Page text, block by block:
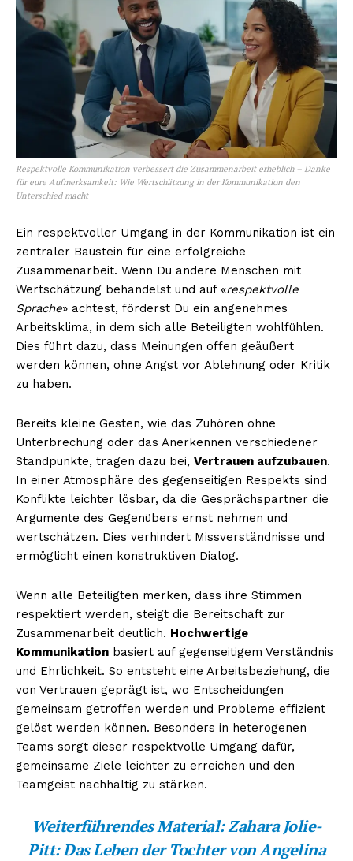
NEWSLETTER ABONNIEREN
Inhalte
Respektvolle Kommunikation verbessert die Zusammenarbeit erheblich – Danke
für eure Aufmerksamkeit: Wie Wertschätzung in der Kommunikation den
Unterschied macht
Ein respektvoller Umgang in der Kommunikation ist ein
zentraler Baustein für eine erfolgreiche
Zusammenarbeit. Wenn Du andere Menschen mit
Wertschätzung behandelst und auf «respektvolle
Sprache» achtest, förderst Du ein angenehmes
Arbeitsklima, in dem sich alle Beteiligten wohlfühlen.
Dies führt dazu, dass Meinungen offen geäußert
werden können, ohne Angst vor Ablehnung oder Kritik
zu haben.
Bereits kleine Gesten, wie das Zuhören ohne
Unterbrechung oder das Anerkennen verschiedener
Standpunkte, tragen dazu bei, Vertrauen aufzubauen.
In einer Atmosphäre des gegenseitigen Respekts sind
Konflikte leichter lösbar, da die Gesprächspartner die
Argumente des Gegenübers ernst nehmen und
wertschätzen. Dies verhindert Missverständnisse und
ermöglicht einen konstruktiven Dialog.
Wenn alle Beteiligten merken, dass ihre Stimmen
respektiert werden, steigt die Bereitschaft zur
Zusammenarbeit deutlich. Hochwertige
Kommunikation basiert auf gegenseitigem Verständnis
und Ehrlichkeit. So entsteht eine Arbeitsbeziehung, die
von Vertrauen geprägt ist, wo Entscheidungen
gemeinsam getroffen werden und Probleme effizient
gelöst werden können. Besonders in heterogenen
Teams sorgt dieser respektvolle Umgang dafür,
gemeinsame Ziele leichter zu erreichen und den
Teamgeist nachhaltig zu stärken.
Weiterführendes Material:Zahara Jolie-
Pitt: Das Leben der Tochter von Angelina